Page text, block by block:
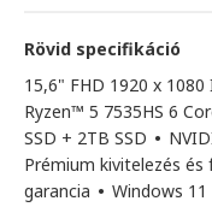
Rövid specifikáció
15,6" FHD 1920 x
Ryzen™ 5 7535HS 6
SSD + 2TB SSD •
Prémium kivitelezés és
garancia • Windows